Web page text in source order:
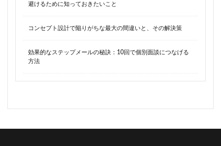
避けるために知っておきたいこと
コンセプト設計で陥りがちな最大の間違いと、その解決策
効果的なステップメールの秘訣：10回で個別面談につなげる
方法